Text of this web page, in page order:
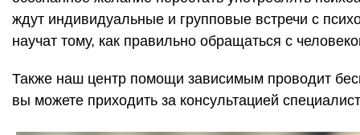
ждут индивидуальные и групповые встречи с
научат тому, как правильно обращаться с
Также наш центр помощи зависимым проводит
вы можете приходить за консультацией